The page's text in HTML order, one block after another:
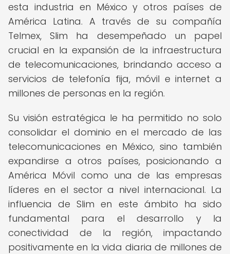
esta industria en México y otros países de
América Latina. A través de su compañía
Telmex, Slim ha desempeñado un papel
crucial en la expansión de la infraestructura
de telecomunicaciones, brindando acceso a
servicios de telefonía fija, móvil e internet a
millones de personas en la región.
Su visión estratégica le ha permitido no solo
consolidar el dominio en el mercado de las
telecomunicaciones en México, sino también
expandirse a otros países, posicionando a
América Móvil como una de las empresas
líderes en el sector a nivel internacional. La
influencia de Slim en este ámbito ha sido
fundamental para el desarrollo y la
conectividad de la región, impactando
positivamente en la vida diaria de millones de